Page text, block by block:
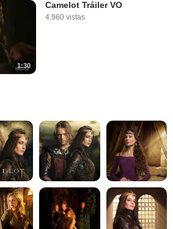
1:30
Camelot Tráiler VO
4.960 vistas